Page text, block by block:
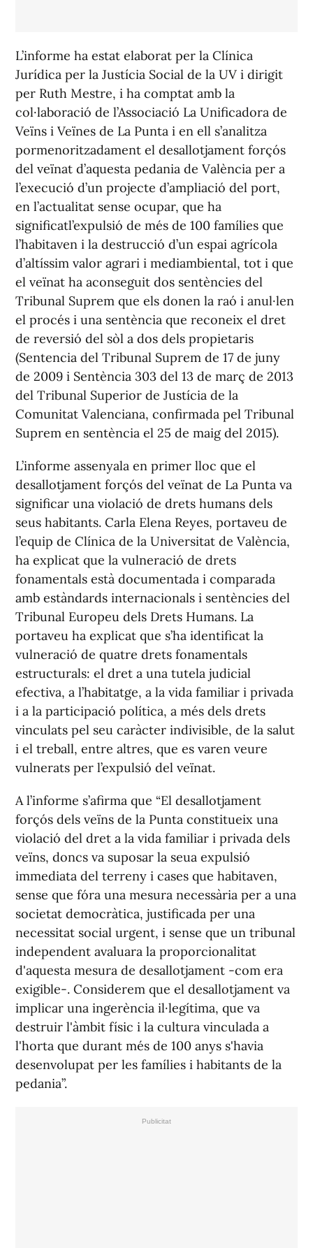
L’informe ha estat elaborat per la Clínica
Jurídica per la Justícia Social de la UV i dirigit
per Ruth Mestre, i ha comptat amb la
col·laboració de l’Associació La Unificadora de
Veïns i Veïnes de La Punta i en ell s’analitza
pormenoritzadament el desallotjament forçós
del veïnat d’aquesta pedania de València per a
l’execució d’un projecte d’ampliació del port,
en l’actualitat sense ocupar, que ha
significatl’expulsió de més de 100 famílies que
l’habitaven i la destrucció d’un espai agrícola
d’altíssim valor agrari i mediambiental, tot i que
el veïnat ha aconseguit dos sentències del
Tribunal Suprem que els donen la raó i anul·len
el procés i una sentència que reconeix el dret
de reversió del sòl a dos dels propietaris
(Sentencia del Tribunal Suprem de 17 de juny
de 2009 i Sentència 303 del 13 de març de 2013
del Tribunal Superior de Justícia de la
Comunitat Valenciana, confirmada pel Tribunal
Suprem en sentència el 25 de maig del 2015).
L’informe assenyala en primer lloc que el
desallotjament forçós del veïnat de La Punta va
significar una violació de drets humans dels
seus habitants. Carla Elena Reyes, portaveu de
l’equip de Clínica de la Universitat de València,
ha explicat que la vulneració de drets
fonamentals està documentada i comparada
amb estàndards internacionals i sentències del
Tribunal Europeu dels Drets Humans. La
portaveu ha explicat que s’ha identificat la
vulneració de quatre drets fonamentals
estructurals: el dret a una tutela judicial
efectiva, a l’habitatge, a la vida familiar i privada
i a la participació política, a més dels drets
vinculats pel seu caràcter indivisible, de la salut
i el treball, entre altres, que es varen veure
vulnerats per l’expulsió del veïnat.
A l’informe s’afirma que “El desallotjament
forçós dels veïns de la Punta constitueix una
violació del dret a la vida familiar i privada dels
veïns, doncs va suposar la seua expulsió
immediata del terreny i cases que habitaven,
sense que fóra una mesura necessària per a una
societat democràtica, justificada per una
necessitat social urgent, i sense que un tribunal
independent avaluara la proporcionalitat
d'aquesta mesura de desallotjament -com era
exigible-. Considerem que el desallotjament va
implicar una ingerència il·legítima, que va
destruir l'àmbit físic i la cultura vinculada a
l'horta que durant més de 100 anys s'havia
desenvolupat per les famílies i habitants de la
pedania”.